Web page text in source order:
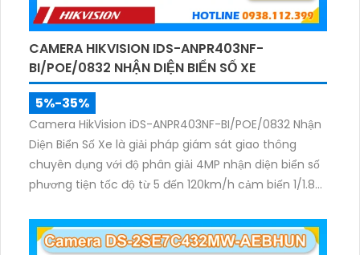
CAMERA HIKVISION IDS-ANPR403NF-
BI/POE/0832 NHẬN DIỆN BIỂN SỐ XE
5%-35%
Camera HikVision iDS-ANPR403NF-BI/POE/0832 Nhận
Diện Biển Số Xe là giải pháp giám sát giao thông
chuyên dụng với độ phân giải 4MP nhận diện biển số
phương tiện tốc độ từ 5 đến 120km/h cảm biến 1/1.8
ảnh rõ nét.